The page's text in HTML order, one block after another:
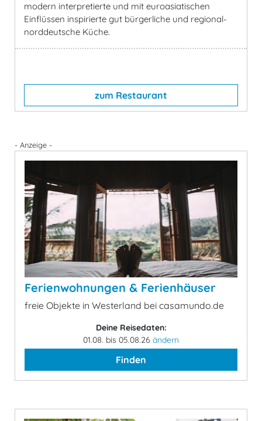
modern interpretierte und mit euroasiatischen
Einflüssen inspirierte gut bürgerliche und regional-
norddeutsche Küche.
zum Restaurant
- Anzeige -
Ferienwohnungen & Ferienhäuser
freie Objekte in Westerland bei casamundo.de
Deine Reisedaten:
01.08. bis 05.08.26 ändern
Finden